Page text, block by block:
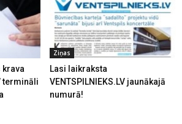
krava
termināli
Ziņas
Lasi laikraksta
VENTSPILNIEKS.LV jaunākajā
numurā!